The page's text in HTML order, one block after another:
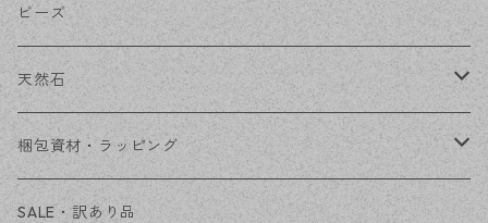
チェーン
その他
ファーボール
リボン金具
ビーズ
天然石
穴あき
穴なし
梱包資材・ラッピング
発送ボックス
SALE・訳あり品